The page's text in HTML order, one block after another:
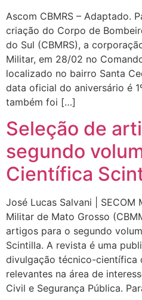
Ascom CBMRS – Adaptado.
criação do Corpo de
do Sul (CBMRS), a
Militar, em 28/02 no
localizado no bairro Santa
data oficial do aniversário é
também foi […]
Seleção de
segundo
Científica
José Lucas Salvani |
Militar de Mato Grosso
artigos para o segundo
Scintilla. A revista é uma
divulgação técnico-científica
relevantes na área de
Civil e Segurança Pública.